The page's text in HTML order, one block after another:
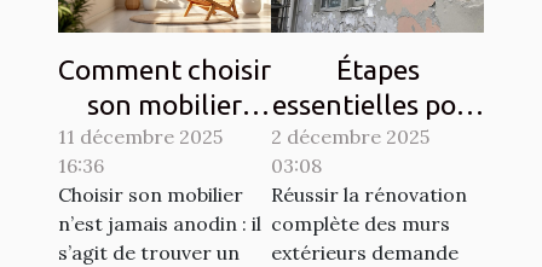
Comment choisir
son mobilier
pour allier
esthétique et
durabilité?
11 décembre 2025
16:36
Choisir son mobilier
n’est jamais anodin : il
s’agit de trouver un
Étapes
essentielles pour
la rénovation
complète des
murs extérieurs
2 décembre 2025
03:08
Réussir la rénovation
complète des murs
extérieurs demande